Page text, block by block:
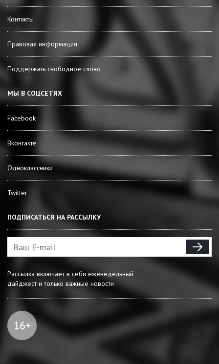
Контакты
Правовая информация
Поддержать свободное слово
МЫ В СОЦСЕТЯХ
Facebook
Вконтакте
Одноклассники
Twitter
ПОДПИСАТЬСЯ НА РАССЫЛКУ
Рассылка включает в себя еженедельный
дайджест и только важные новости